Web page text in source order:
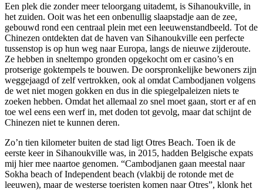
Een plek die zonder meer teloorgang uitademt, is Sihanoukville, in
het zuiden. Ooit was het een onbenullig slaapstadje aan de zee,
gebouwd rond een centraal plein met een leeuwenstandbeeld. Tot de
Chinezen ontdekten dat de haven van Sihanoukville een perfecte
tussenstop is op hun weg naar Europa, langs de nieuwe zijderoute.
Ze hebben in sneltempo gronden opgekocht om er casino’s en
protserige goktempels te bouwen. De oorspronkelijke bewoners zijn
weggejaagd of zelf vertrokken, ook al omdat Cambodjanen volgens
de wet niet mogen gokken en dus in die spiegelpaleizen niets te
zoeken hebben. Omdat het allemaal zo snel moet gaan, stort er af en
toe wel eens een werf in, met doden tot gevolg, maar dat schijnt de
Chinezen niet te kunnen deren.
Zo’n tien kilometer buiten de stad ligt Otres Beach. Toen ik de
eerste keer in Sihanoukville was, in 2015, hadden Belgische expats
mij hier mee naartoe genomen. “Cambodjanen gaan meestal naar
Sokha beach of Independent beach (vlakbij de rotonde met de
leeuwen), maar de westerse toeristen komen naar Otres”, klonk het